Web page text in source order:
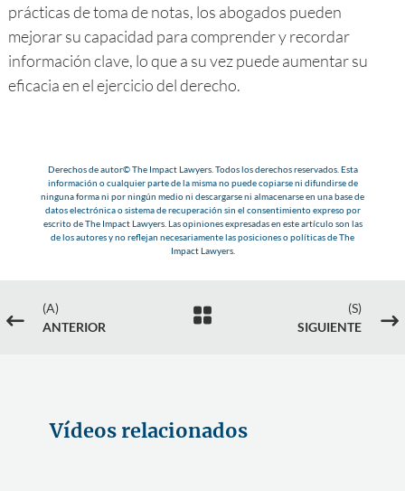
prácticas de toma de notas, los abogados pueden
mejorar su capacidad para comprender y recordar
información clave, lo que a su vez puede aumentar su
eficacia en el ejercicio del derecho.
Derechos de autor© The Impact Lawyers. Todos los derechos reservados. Esta
información o cualquier parte de la misma no puede copiarse ni difundirse de
ninguna forma ni por ningún medio ni descargarse ni almacenarse en una base de
datos electrónica o sistema de recuperación sin el consentimiento expreso por
escrito de The Impact Lawyers. Las opiniones expresadas en este artículo son las
de los autores y no reflejan necesariamente las posiciones o políticas de The
Impact Lawyers.
#
(A)
ANTERIOR

(S)
SIGUIENTE
$
Vídeos relacionados